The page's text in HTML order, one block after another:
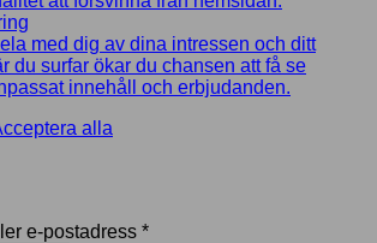
med dig av dina intressen och ditt
du surfar ökar du chansen att få se
innehåll och erbjudanden.
alla
e-postadress *Obligatoriskt